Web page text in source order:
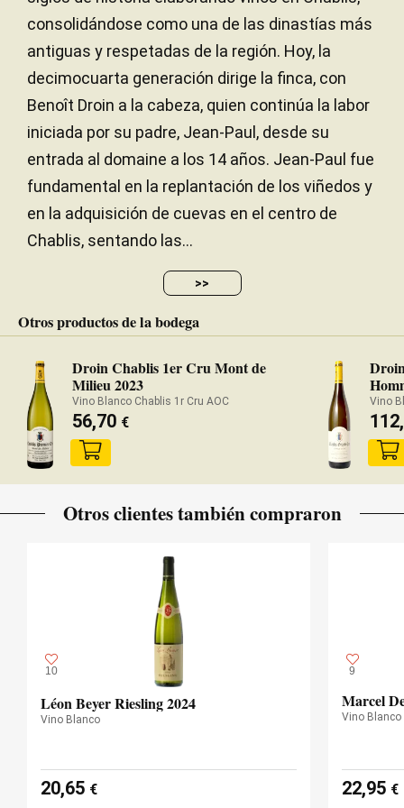
ALTITUD 200,00 metros
consolidándose como una de las dinastías más
antiguas y respetadas de la región. Hoy, la
decimocuarta generación dirige la finca, con
Benoît Droin a la cabeza, quien continúa la labor
iniciada por su padre, Jean-Paul, desde su
entrada al domaine a los 14 años. Jean-Paul fue
fundamental en la replantación de los viñedos y
en la adquisición de cuevas en el centro de
Chablis, sentando las...
>>
Otros productos de la bodega
Droin Chablis 1er Cru Mont de
Milieu 2023
Vino Blanco Chablis 1r Cru AOC
56,70 €
Vino
Otros clientes también compraron
10
Léon Beyer Riesling 2024
Vino Blanco
20,65 €
9
Marcel
Vino Blanco
22,95 €